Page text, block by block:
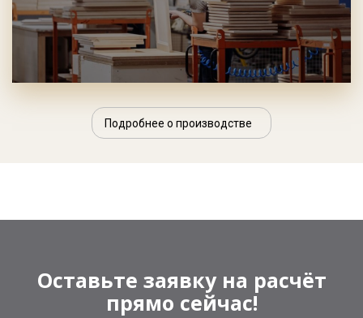
Подробнее о производстве
Оставьте заявку на расчёт
прямо сейчас!